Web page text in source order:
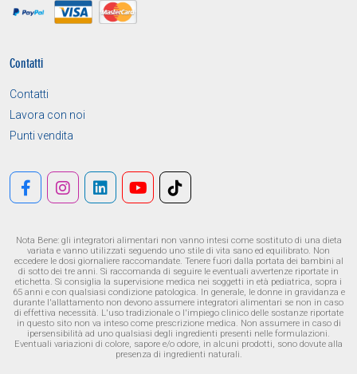
Contatti
Contatti
Lavora con noi
Punti vendita
Nota Bene: gli integratori alimentari non vanno intesi come sostituto di una dieta
variata e vanno utilizzati seguendo uno stile di vita sano ed equilibrato. Non
eccedere le dosi giornaliere raccomandate. Tenere fuori dalla portata dei bambini al
di sotto dei tre anni. Si raccomanda di seguire le eventuali avvertenze riportate in
etichetta. Si consiglia la supervisione medica nei soggetti in età pediatrica, sopra i
65 anni e con qualsiasi condizione patologica. In generale, le donne in gravidanza e
durante l'allattamento non devono assumere integratori alimentari se non in caso
di effettiva necessità. L'uso tradizionale o l'impiego clinico delle sostanze riportate
in questo sito non va inteso come prescrizione medica. Non assumere in caso di
ipersensibilità ad uno qualsiasi degli ingredienti presenti nelle formulazioni.
Eventuali variazioni di colore, sapore e/o odore, in alcuni prodotti, sono dovute alla
presenza di ingredienti naturali.